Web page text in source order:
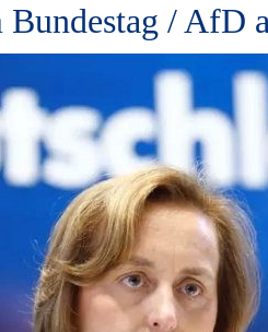
Bundestag / AfD